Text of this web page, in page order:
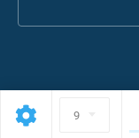
9